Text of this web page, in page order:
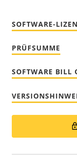
SOFTWARE-
PRÜFSUMME
SOFTWARE BILL